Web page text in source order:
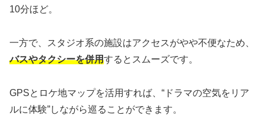
10分ほど。
一方で、スタジオ系の施設はアクセスがやや不便なため、
バスやタクシーを併用するとスムーズです。
GPSとロケ地マップを活用すれば、“ドラマの空気をリア
ルに体験”しながら巡ることができます。